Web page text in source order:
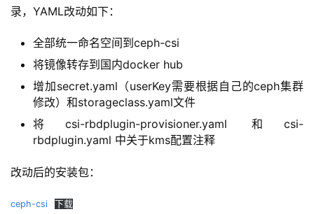
录，YAML改动如下：
全部统一命名空间到ceph-csi
将镜像转存到国内docker hub
增加secret.yaml（userKey需要根据自己的ceph集群
修改）和storageclass.yaml文件
将csi-rbdplugin-provisioner.yaml 和csi-
rbdplugin.yaml 中关于kms配置注释
改动后的安装包：
ceph-csi 下载